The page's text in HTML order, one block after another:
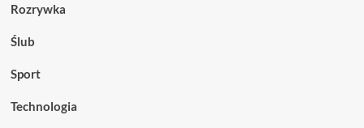
Rozrywka
Ślub
Sport
Technologia